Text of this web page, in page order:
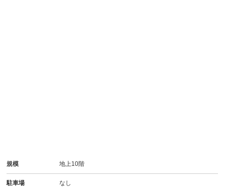
規模 地上10階
駐車場 なし